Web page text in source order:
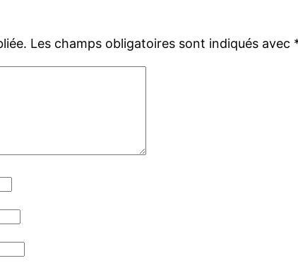
Les champs obligatoires sont indiqués avec